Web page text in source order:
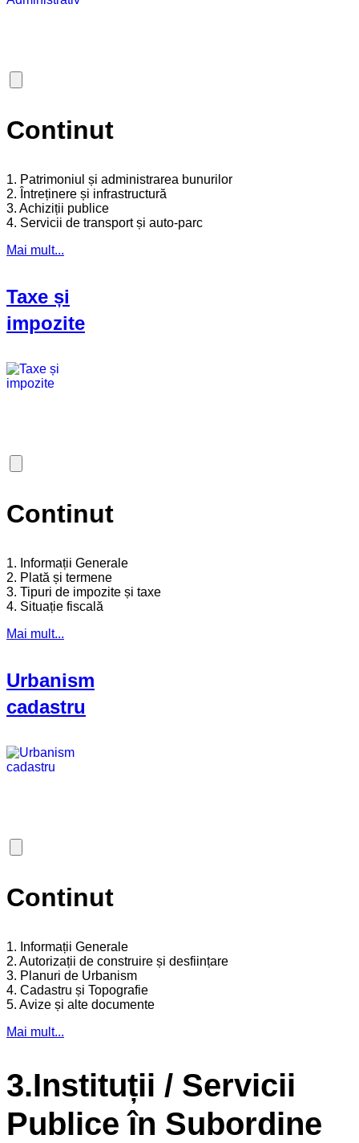
Continut
1. Patrimoniul și administrarea bunurilor
2. Întreținere și infrastructură
3. Achiziții publice
4. Servicii de transport și auto-parc
Mai mult...
Taxe și
impozite
Continut
1. Informații Generale
2. Plată și termene
3. Tipuri de impozite și taxe
4. Situație fiscală
Mai mult...
Urbanism
cadastru
Continut
1. Informații Generale
2. Autorizații de construire și desființare
3. Planuri de Urbanism
4. Cadastru și Topografie
5. Avize și alte documente
Mai mult...
3.Instituții / Servicii
Publice în Subordine